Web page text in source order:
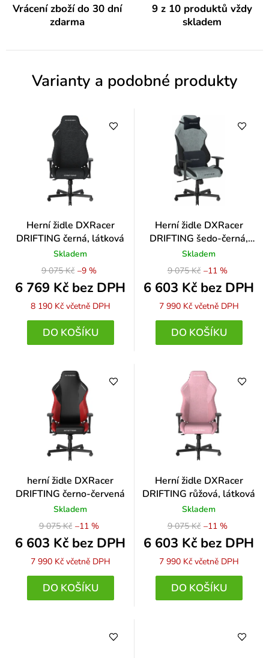
o
e
Vrácení zboží do 30 dní
zdarma
9 z 10 produktů vždy
skladem
Varianty a podobné produkty
Herní židle DXRacer
DRIFTING černá, látková
Skladem
9 075 Kč
6 769 Kč bez DPH
8 190 Kč včetně DPH
–9 %
DO KOŠÍKU
Herní židle DXRacer
DRIFTING šedo-černá,
látková
Skladem
9 075 Kč
6 603 Kč bez DPH
7 990 Kč včetně DPH
–11 %
DO KOŠÍKU
herní židle DXRacer
DRIFTING černo-červená
Skladem
9 075 Kč
6 603 Kč bez DPH
7 990 Kč včetně DPH
–11 %
DO KOŠÍKU
Herní židle DXRacer
DRIFTING růžová, látková
Skladem
9 075 Kč
6 603 Kč bez DPH
7 990 Kč včetně DPH
–11 %
DO KOŠÍKU